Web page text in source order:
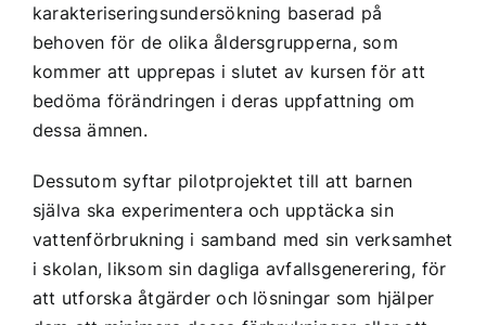
karakteriseringsundersökning baserad på
behoven för de olika åldersgrupperna, som
kommer att upprepas i slutet av kursen för att
bedöma förändringen i deras uppfattning om
dessa ämnen.
Dessutom syftar pilotprojektet till att barnen
själva ska experimentera och upptäcka sin
vattenförbrukning i samband med sin verksamhet
i skolan, liksom sin dagliga avfallsgenerering, för
att utforska åtgärder och lösningar som hjälper